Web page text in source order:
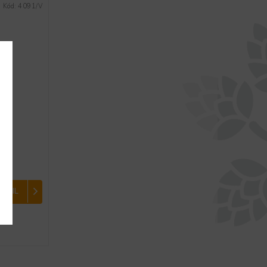
Kód: 4091/V